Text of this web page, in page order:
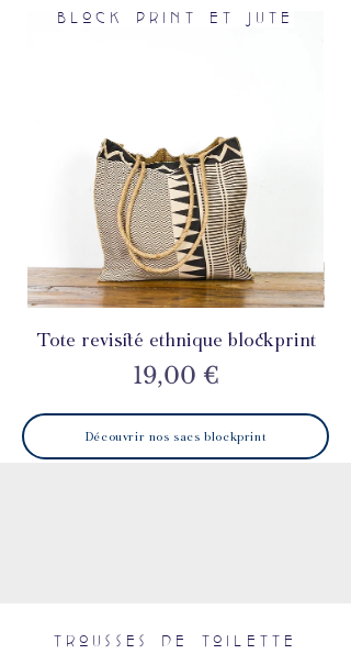
Tote revisité ethnique blockprint
Prix
19,00 €
block print et jute
Découvrir nos sacs blockprint
trousses de toilette